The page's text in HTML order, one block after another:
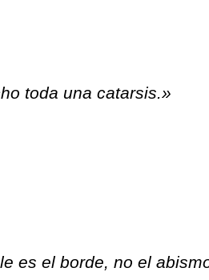
toda una catarsis.»
es el borde, no el